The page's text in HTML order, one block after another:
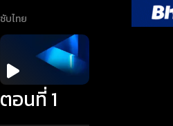
ซับไทย
ตอนที่ 1